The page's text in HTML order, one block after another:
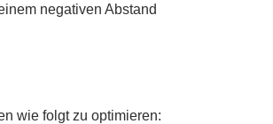
negativen Abstand
wie folgt zu optimieren: